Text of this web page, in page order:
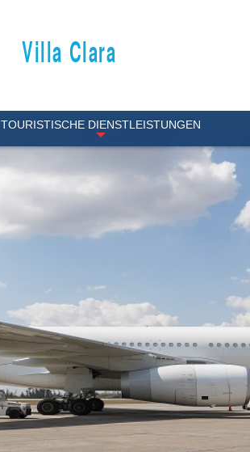
Villa Clara
TOURISTISCHE DIENSTLEISTUNGEN